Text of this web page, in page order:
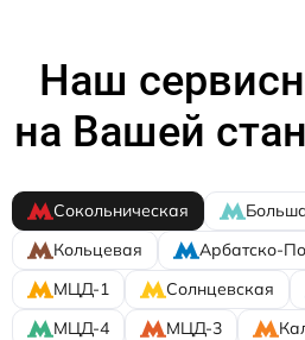
Наш
на Вашей
Сокольническая
Кольцевая
Арбатско-
МЦД-1
Солнцевская
МЦД-4
МЦД-3